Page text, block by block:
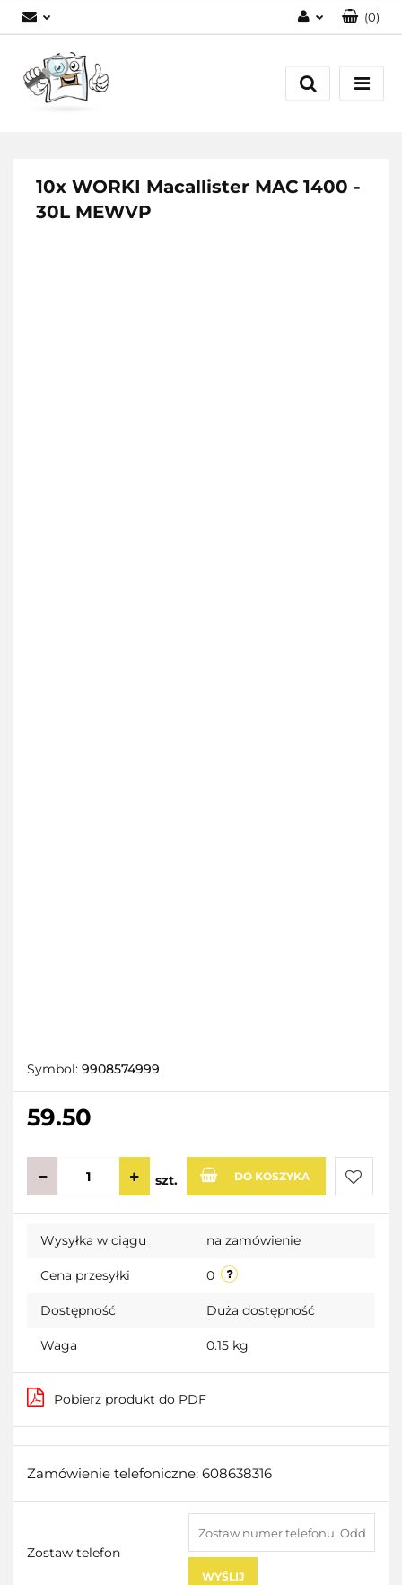
Zarejestruj się
(0)
10x WORKI Macallister MAC 1400 -
30L MEWVP
Symbol: 9908574999
59.50
szt. DO KOSZYKA
Do
Wysyłka w ciągu na zamówienie
Cena przesyłki 0
Dostępność Duża dostępność
Waga 0.15 kg
Pobierz produkt do PDF
Zamówienie telefoniczne: 608638316
Zostaw telefon
WYŚLIJ